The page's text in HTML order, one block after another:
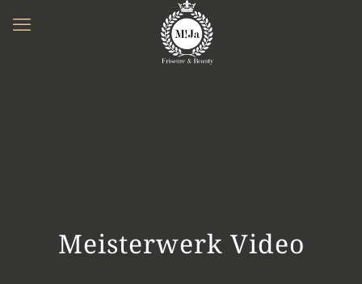
Meisterwerk Video